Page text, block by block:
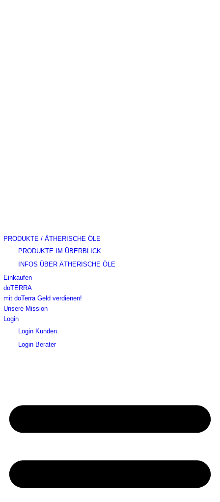
PRODUKTE / ÄTHERISCHE ÖLE
PRODUKTE IM ÜBERBLICK
INFOS ÜBER ÄTHERISCHE ÖLE
Einkaufen
doTERRA
mit doTerra Geld verdienen!
Unsere Mission
Login
Login Kunden
Login Berater